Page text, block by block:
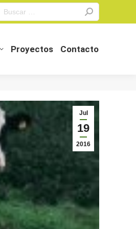
Search:
Proyectos Contacto
Jul
19
2016
Proyectos Contacto